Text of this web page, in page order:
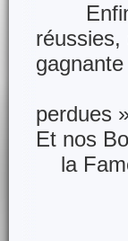
Enfin…
réussies,
perdues
Et nos
la
la
la